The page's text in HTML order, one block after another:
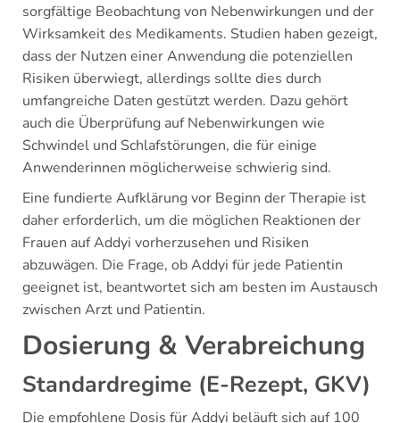
sorgfältige Beobachtung von Nebenwirkungen und der
Wirksamkeit des Medikaments. Studien haben gezeigt,
dass der Nutzen einer Anwendung die potenziellen
Risiken überwiegt, allerdings sollte dies durch
umfangreiche Daten gestützt werden. Dazu gehört
auch die Überprüfung auf Nebenwirkungen wie
Schwindel und Schlafstörungen, die für einige
Anwenderinnen möglicherweise schwierig sind.
Eine fundierte Aufklärung vor Beginn der Therapie ist
daher erforderlich, um die möglichen Reaktionen der
Frauen auf Addyi vorherzusehen und Risiken
abzuwägen. Die Frage, ob Addyi für jede Patientin
geeignet ist, beantwortet sich am besten im Austausch
zwischen Arzt und Patientin.
Dosierung & Verabreichung
Standardregime (E-Rezept, GKV)
Die empfohlene Dosis für Addyi beläuft sich auf 100